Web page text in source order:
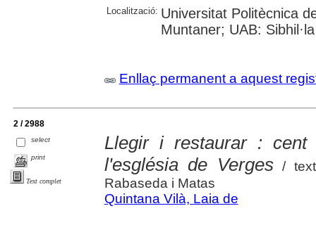
Localització: Universitat Politècnica
Muntaner; UAB: Sibhil·la
Enllaç permanent a aquest
2 / 2988
select
print
Text complet
Llegir i restaurar :
l'església de Verges /
Rabaseda i Matas
Quintana Vilà, Laia de